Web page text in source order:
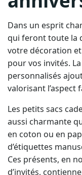
Dans un esprit
qui feront toute la
votre décoration et
pour vos invités.
personnalisés
valorisant l’aspect
Les petits sacs
aussi charmante
en coton ou en
d’étiquettes
Ces présents, en
d’invités,
un souvenir